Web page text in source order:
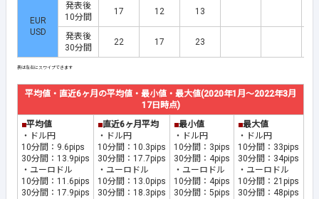
EUR
USD
発表後
10分間
17 12 13
発表後
30分間
22 17 23
平均値・直近6ヶ月の平均値・最小値・最大値(2020年1月～2022年3月
17日時点)
■平均値
・ドル円
10分間：9.6pips
30分間：13.9pips
・ユーロドル
10分間：11.6pips
30分間：17.9pips
■直近6ヶ月平均
・ドル円
10分間：10.3pips
30分間：17.7pips
・ユーロドル
10分間：13.0pips
30分間：18.3pips
■最小値
・ドル円
10分間：3pips
30分間：4pips
・ユーロドル
10分間：4pips
30分間：5pips
■最大値
・ドル円
10分間：33pips
30分間：34pips
・ユーロドル
10分間：21pips
30分間：48pips